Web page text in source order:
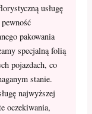
usługę
pakowania
specjalną folią
pojazdach, co
stanie.
najwyższej
oczekiwania,